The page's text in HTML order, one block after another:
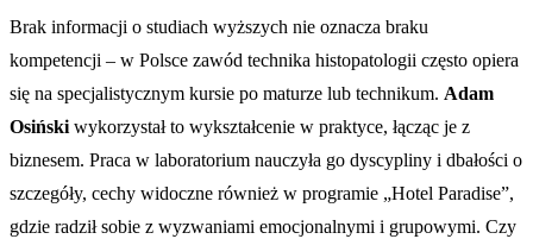
Brak informacji o studiach wyższych nie oznacza braku
kompetencji – w Polsce zawód technika histopatologii często opiera
się na specjalistycznym kursie po maturze lub technikum. Adam
Osińskiwykorzystał to wykształcenie w praktyce, łącząc je z
biznesem. Praca w laboratorium nauczyła go dyscypliny i dbałości o
szczegóły, cechy widoczne również w programie „Hotel Paradise”,
gdzie radził sobie z wyzwaniami emocjonalnymi i grupowymi. Czy